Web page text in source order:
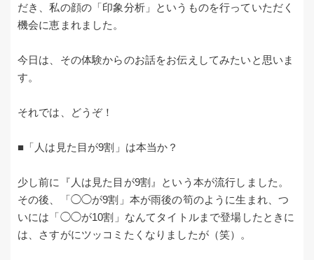
だき、私の顔の「印象分析」というものを行っていただく
機会に恵まれました。
今日は、その体験からのお話をお伝えしてみたいと思いま
す。
それでは、どうぞ！
■「人は見た目が9割」は本当か？
少し前に『人は見た目が9割』という本が流行しました。
その後、「◯◯が9割」本が雨後の筍のように生まれ、つ
いには「◯◯が10割」なんてタイトルまで登場したときに
は、さすがにツッコミたくなりましたが（笑）。